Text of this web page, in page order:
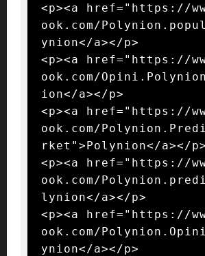
<p><a href="https://
ook.com/
ynion</a></p>
<p><a href="https://
ook.com/
ion</a></p>
<p><a href="https://
ook.com/
rket">Polynion</a></p>
<p><a href="https://
ook.com/
lynion</a></p>
<p><a href="https://
ook.com/
ynion</a></p>